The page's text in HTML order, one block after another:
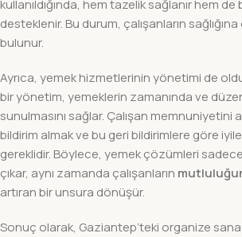
kullanıldığında, hem tazelik sağlanır hem
desteklenir. Bu durum, çalışanların
bulunur.
Ayrıca, yemek hizmetlerinin yönetimi de
bir yönetim, yemeklerin zamanında ve
sunulmasını sağlar. Çalışan memnuniyetini
bildirim almak ve bu geri bildirimlere göre
gereklidir. Böylece, yemek çözümleri
çıkar, aynı zamanda çalışanların
artıran bir unsura dönüşür.
Sonuç olarak, Gaziantep’teki organize